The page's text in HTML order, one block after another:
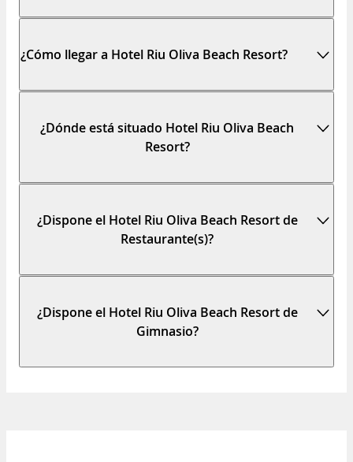
¿Cómo llegar a Hotel Riu Oliva Beach Resort?
¿Dónde está situado Hotel Riu Oliva Beach
Resort?
¿Dispone el Hotel Riu Oliva Beach Resort de
Restaurante(s)?
¿Dispone el Hotel Riu Oliva Beach Resort de
Gimnasio?